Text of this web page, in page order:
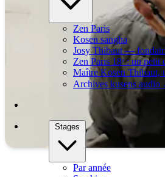
Zen Paris
Kosen sangha
Josy Thibaut —
Zen Paris 18ᵉ : un
Maître Kosen Thibaut,
Archives kusens audio
Stages
Par année